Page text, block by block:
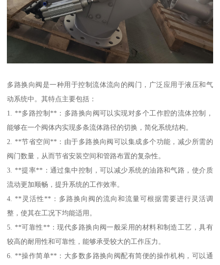
多路换向阀是一种用于控制流体流向的阀门，广泛应用于液压和气
动系统中。其特点主要包括：
1. **多路控制**：多路换向阀可以实现对多个工作腔的流体控制，
能够在一个阀体内实现多条流体路径的切换，简化系统结构。
2. **节省空间**：由于多路换向阀可以集成多个功能，减少所需的
阀门数量，从而节省安装空间和管路布置的复杂性。
3. **提率**：通过集中控制，可以减少系统的油路和气路，使介质
流动更加顺畅，提升系统的工作效率。
4. **灵活性**：多路换向阀的流向和流量可根据需要进行灵活调
整，使其在工况下均能适用。
5. **可靠性**：现代多路换向阀一般采用的材料和制造工艺，具有
较高的耐用性和可靠性，能够承受较大的工作压力。
6. **操作简单**：大多数多路换向阀配有简便的操作机构，可以通